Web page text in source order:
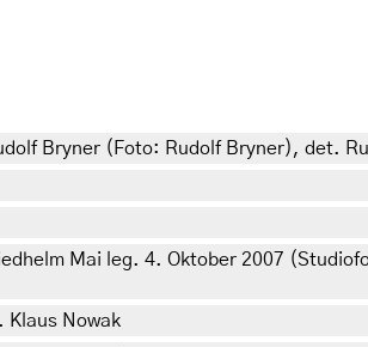
Bryner (Foto: Rudolf Bryner), det.
Mai leg. 4. Oktober 2007
Klaus Nowak